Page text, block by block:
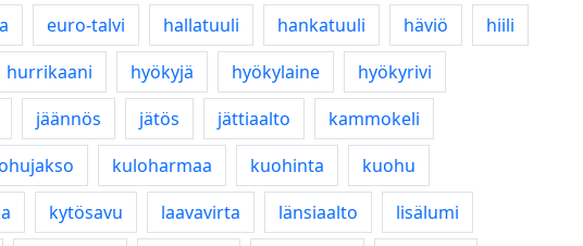
euro-talvi hallatuuli hankatuuli häviö
hiili
hurrikaani hyökyjä hyökylaine
hyökyrivi
jäännös jätös jättiaalto
kammokeli
kuloharmaa kuohinta
kuohu
kytösavu laavavirta länsiaalto
lisälumi